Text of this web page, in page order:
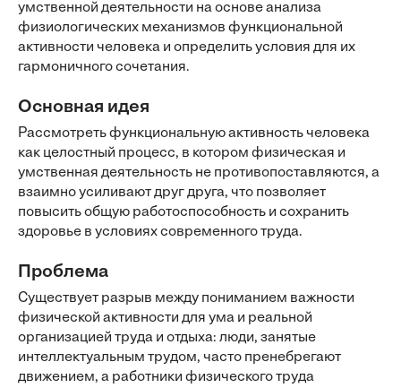
умственной деятельности на основе анализа
физиологических механизмов функциональной
активности человека и определить условия для их
гармоничного сочетания.
Основная идея
Рассмотреть функциональную активность человека
как целостный процесс, в котором физическая и
умственная деятельность не противопоставляются, а
взаимно усиливают друг друга, что позволяет
повысить общую работоспособность и сохранить
здоровье в условиях современного труда.
Проблема
Существует разрыв между пониманием важности
физической активности для ума и реальной
организацией труда и отдыха: люди, занятые
интеллектуальным трудом, часто пренебрегают
движением, а работники физического труда